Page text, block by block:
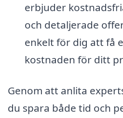
erbjuder
och detaljerade
enkelt för dig att få
kostnaden för ditt
Genom att anlita
du spara både tid och